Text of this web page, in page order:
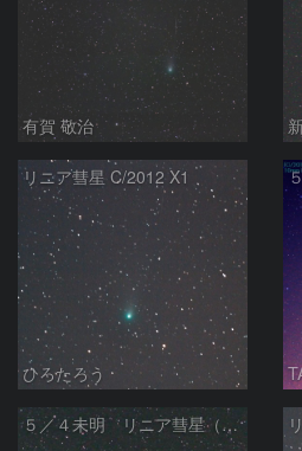
有賀 敬治
リニア彗星 C/2012 X1
ひろたろう
５／４未明 リニア彗星（C/2012 X1）